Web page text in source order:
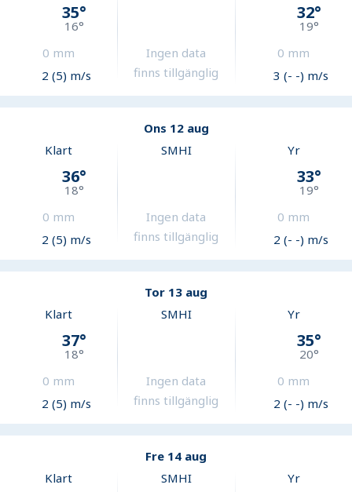
35°
16°
0 mm
2 (5) m/s
Ingen data
finns tillgänglig
32°
19°
0 mm
3 (- -) m/s
Ons 12 aug
Klart
36°
18°
0 mm
2 (5) m/s
SMHI
Ingen data
finns tillgänglig
Yr
33°
19°
0 mm
2 (- -) m/s
Tor 13 aug
Klart
37°
18°
0 mm
2 (5) m/s
SMHI
Ingen data
finns tillgänglig
Yr
35°
20°
0 mm
2 (- -) m/s
Fre 14 aug
Klart
SMHI Yr